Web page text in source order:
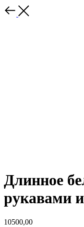
Длинное
рукавами
10500,00